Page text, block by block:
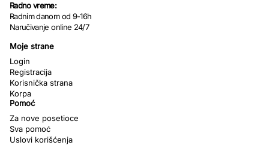
Radno vreme:
Radnim danom od 9-16h
Naručivanje online 24/7
Moje strane
Login
Registracija
Korisnička strana
Korpa
Pomoć
Za nove posetioce
Sva pomoć
Uslovi korišćenja